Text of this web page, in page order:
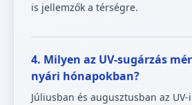
is jellemzők a térségre.
4. Milyen az UV-sugárzás
nyári hónapokban?
Júliusban és augusztusban az